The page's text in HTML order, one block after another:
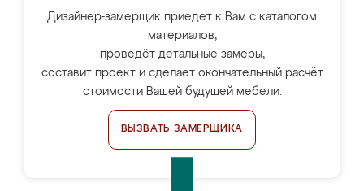
Дизайнер-замерщик приедет к Вам с каталогом
материалов,
проведёт детальные замеры,
составит проект и сделает окончательный расчёт
стоимости Вашей будущей мебели.
ВЫЗВАТЬ ЗАМЕРЩИКА